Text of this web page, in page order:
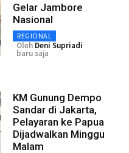
Gelar Jambore
Nasional
REGIONAL
Oleh Deni Supriadi
baru saja
KM Gunung Dempo
Sandar di Jakarta,
Pelayaran ke Papua
Dijadwalkan Minggu
Malam